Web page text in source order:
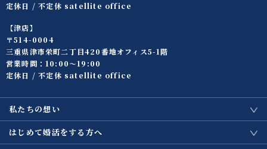
定休日 / 不定休 satellite office
【津店】
〒514-0004
三重県津市栄町二丁目420番地オフィス5-1階
営業時間：10:00〜19:00
定休日 / 不定休 satellite office
私たちの想い
はじめて婚活をする方へ